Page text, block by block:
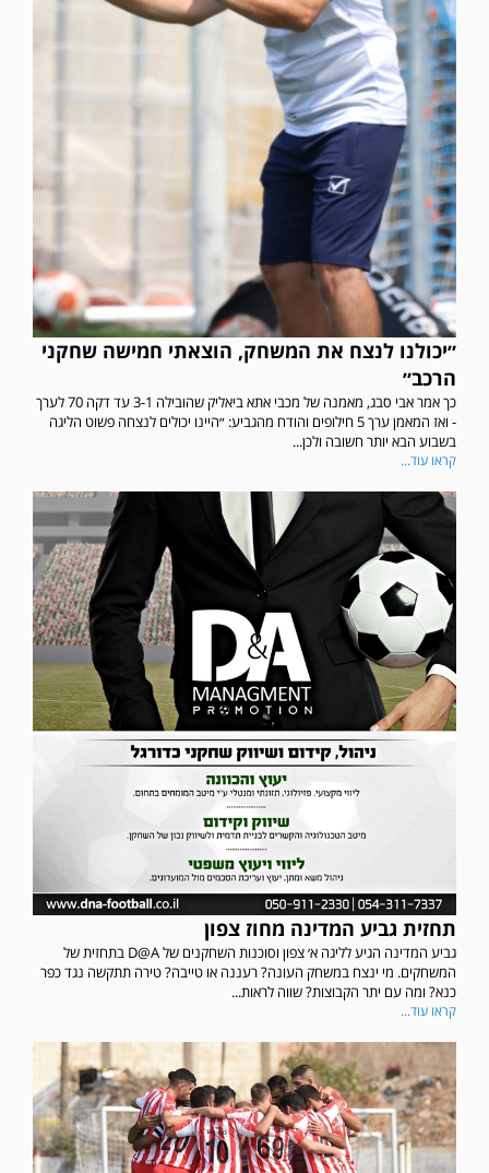
״יכולנו לנצח את המשחק, הוצאתי חמישה שחקני
הרכב״
כך אמר אבי סבג, מאמנה של מכבי אתא ביאליק שהובילה 3-1 עד דקה 70 לערך
- ואז המאמן ערך 5 חילופים והודח מהגביע: ״היינו יכולים לנצחה פשוט הליגה
בשבוע הבא יותר חשובה ולכן...
קראו עוד...
תחזית גביע המדינה מחוז צפון
גביע המדינה הגיע לליגה א׳ צפון וסוכנות השחקנים של D@A בתחזית של
המשחקים. מי ינצח במשחק העונה? רעננה או טייבה? טירה תתקשה נגד כפר
כנא? ומה עם יתר הקבוצות? שווה לראות...
קראו עוד...